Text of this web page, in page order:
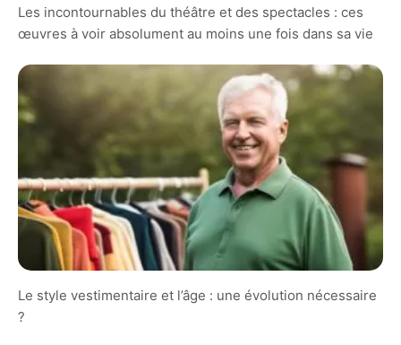
Les incontournables du théâtre et des spectacles : ces
œuvres à voir absolument au moins une fois dans sa vie
Le style vestimentaire et l’âge : une évolution nécessaire
?